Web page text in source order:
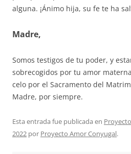
alguna. ¡Ánimo hija, su fe te ha
Madre,
Somos testigos de tu poder, y
sobrecogidos por tu amor
celo por el Sacramento del
Madre, por siempre.
Esta entrada fue publicada en
2022 por Proyecto Amor Conyugal.